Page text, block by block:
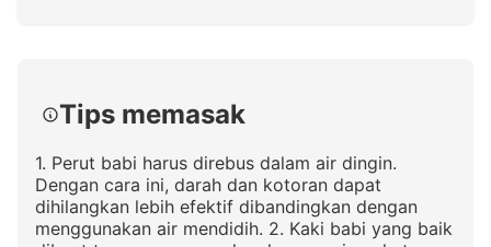
Tips memasak
1. Perut babi harus direbus dalam air dingin.
Dengan cara ini, darah dan kotoran dapat
dihilangkan lebih efektif dibandingkan dengan
menggunakan air mendidih. 2. Kaki babi yang baik